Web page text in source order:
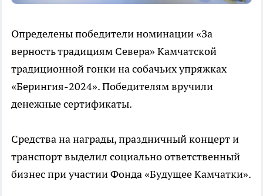
Определены победители номинации «За
верность традициям Севера» Камчатской
традиционной гонки на собачьих упряжках
«Берингия-2024». Победителям вручили
денежные сертификаты.
Средства на награды, праздничный концерт и
транспорт выделил социально ответственный
бизнес при участии Фонда «Будущее Камчатки».